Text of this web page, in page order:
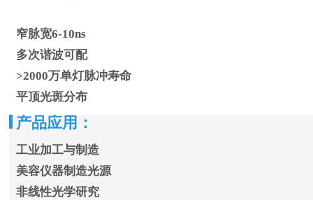
窄脉宽6-10ns
多次谐波可配
>2000万单灯脉冲寿命
平顶光斑分布
产品应用：
工业加工与制造
美容仪器制造光源
非线性光学研究